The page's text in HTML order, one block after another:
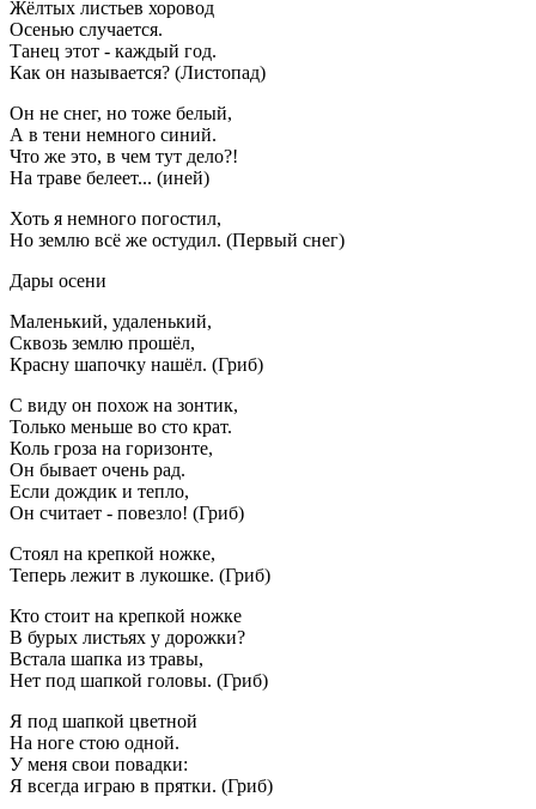
Жёлтых листьев хоровод
Осенью случается.
Танец этот - каждый год.
Как он называется? (Листопад)
Он не снег, но тоже белый,
А в тени немного синий.
Что же это, в чем тут дело?!
На траве белеет... (иней)
Хоть я немного погостил,
Но землю всё же остудил. (Первый снег)
Дары осени
Маленький, удаленький,
Сквозь землю прошёл,
Красну шапочку нашёл. (Гриб)
С виду он похож на зонтик,
Только меньше во сто крат.
Коль гроза на горизонте,
Он бывает очень рад.
Если дождик и тепло,
Он считает - повезло! (Гриб)
Стоял на крепкой ножке,
Теперь лежит в лукошке. (Гриб)
Кто стоит на крепкой ножке
В бурых листьях у дорожки?
Встала шапка из травы,
Нет под шапкой головы. (Гриб)
Я под шапкой цветной
На ноге стою одной.
У меня свои повадки:
Я всегда играю в прятки. (Гриб)